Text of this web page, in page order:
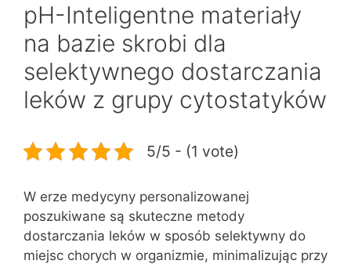
pH-Inteligentne materiały
na bazie skrobi dla
selektywnego dostarczania
leków z grupy cytostatyków
5/5 - (1 vote)
W erze medycyny personalizowanej
poszukiwane są skuteczne metody
dostarczania leków w sposób selektywny do
miejsc chorych w organizmie, minimalizując przy